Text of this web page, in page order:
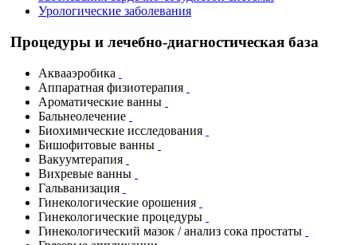
Урологические заболевания
Процедуры и лечебно-диагностическая база
Аквааэробика
Аппаратная физиотерапия
Ароматические ванны
Бальнеолечение
Биохимические исследования
Бишофитовые ванны
Вакуумтерапия
Вихревые ванны
Гальванизация
Гинекологические орошения
Гинекологические процедуры
Гинекологический мазок / анализ сока простаты